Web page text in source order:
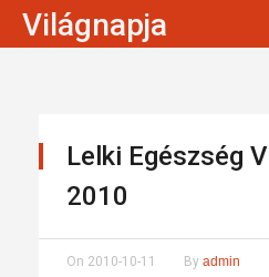
Világnapja
Lelki Egészség
2010
On 2010-10-11 By admin